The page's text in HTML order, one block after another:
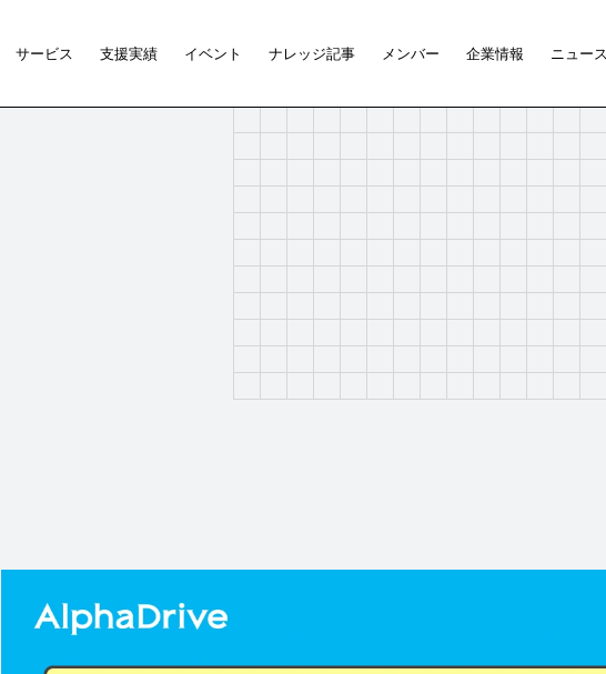
サービス 支援実績 イベント ナレッジ記事 メンバー 企業情報 ニュース